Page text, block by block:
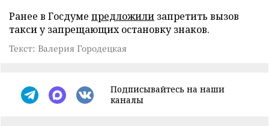
Ранее в Госдуме предложили запретить вызов
такси у запрещающих остановку знаков.
Текст: Валерия Городецкая
Подписывайтесь на наши
каналы